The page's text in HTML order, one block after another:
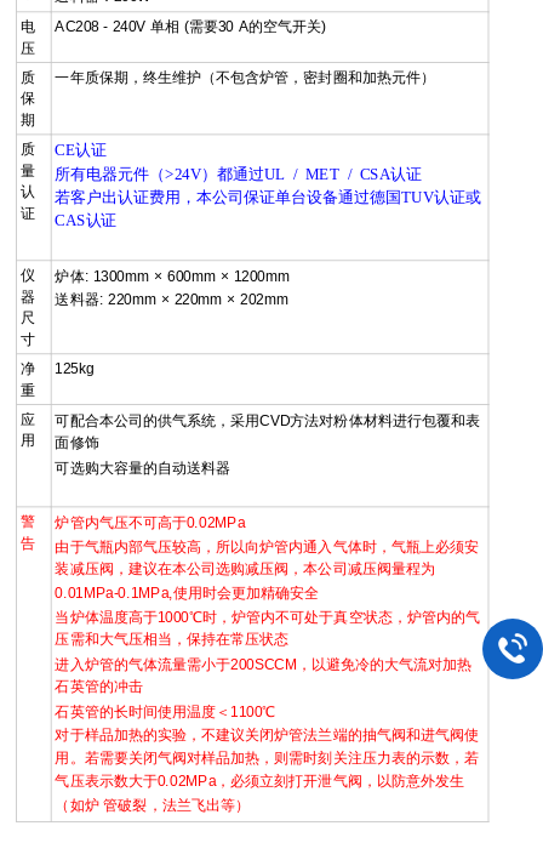
电
压
AC208 - 240V 单相 (需要30 A的空气开关)
质
保
期
一年质保期，终生维护（不包含炉管，密封圈和加热元件）
质
量
认
证
CE认证
所有电器元件（>24V）都通过UL / MET / CSA认证
若客户出认证费用，本公司保证单台设备通过德国TUV认证或
CAS认证
仪
器
尺
寸
炉体: 1300mm × 600mm × 1200mm
送料器: 220mm × 220mm × 202mm
净
重
125kg
应
用
可配合本公司的供气系统，采用CVD方法对粉体材料进行包覆和表
面修饰
可选购大容量的自动送料器
警
告
炉管内气压不可高于0.02MPa
由于气瓶内部气压较高，所以向炉管内通入气体时，气瓶上必须安
装减压阀，建议在本公司选购减压阀，本公司减压阀量程为
0.01MPa-0.1MPa,使用时会更加精确安全
当炉体温度高于1000℃时，炉管内不可处于真空状态，炉管内的气
压需和大气压相当，保持在常压状态
进入炉管的气体流量需小于200SCCM，以避免冷的大气流对加热
石英管的冲击
石英管的长时间使用温度＜1100℃
对于样品加热的实验，不建议关闭炉管法兰端的抽气阀和进气阀使
用。若需要关闭气阀对样品加热，则需时刻关注压力表的示数，若
气压表示数大于0.02MPa，必须立刻打开泄气阀，以防意外发生
（如炉 管破裂，法兰飞出等）